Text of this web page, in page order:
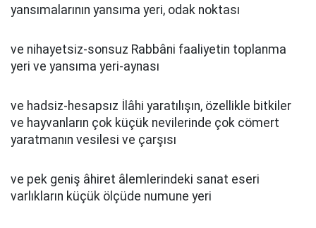
yansımalarının yansıma yeri, odak noktası
ve nihayetsiz-sonsuz Rabbâni faaliyetin toplanma
yeri ve yansıma yeri-aynası
ve hadsiz-hesapsız İlâhi yaratılışın, özellikle bitkiler
ve hayvanların çok küçük nevilerinde çok cömert
yaratmanın vesilesi ve çarşısı
ve pek geniş âhiret âlemlerindeki sanat eseri
varlıkların küçük ölçüde numune yeri